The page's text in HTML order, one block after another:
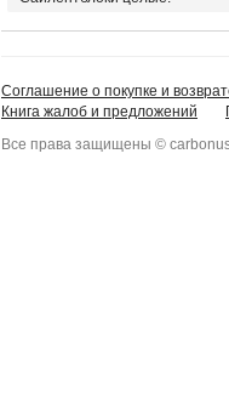
Соглашение о покупке и
Книга жалоб и предложений
Все права защищены ©